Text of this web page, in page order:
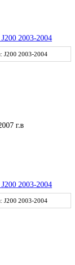
2003-2004
J200 2003-2004
г.в
2003-2004
J200 2003-2004